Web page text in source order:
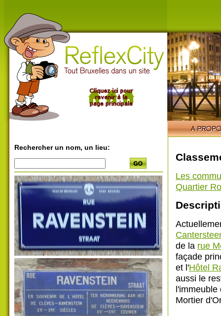
Rechercher un nom, un lieu:
Les
Quartier
de la rue
façade
et l'Hôtel
aussi le
l'immeuble
Mortier